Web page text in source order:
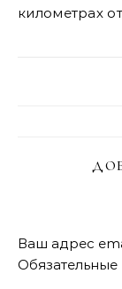
километрах
Ваш адрес